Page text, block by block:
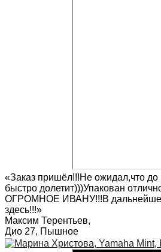
«Заказ пришёл!!!Не ожидал,что до
быстро долетит)))Упакован
ОГРОМНОЕ ИВАНУ!!!В дальнейшем
здесь!!!»
Максим Терентьев,
Дио 27, Пышное